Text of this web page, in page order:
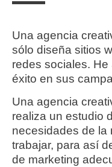
Una agencia
sólo diseña sitios
redes sociales.
éxito en sus
Una agencia
realiza un estudio
necesidades de la
trabajar, para así
de marketing